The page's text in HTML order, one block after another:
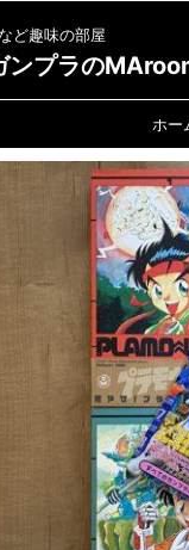
ど趣味の部屋
ンプラの
ホー